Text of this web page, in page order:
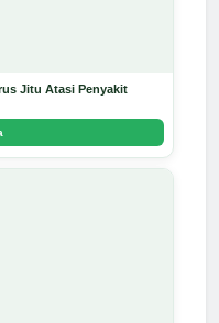
Jitu Atasi Penyakit